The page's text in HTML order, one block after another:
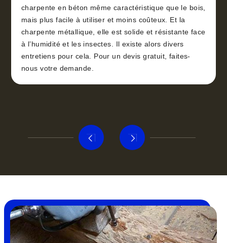
charpente en béton même caractéristique que le bois,
mais plus facile à utiliser et moins coûteux. Et la
charpente métallique, elle est solide et résistante face
à l’humidité et les insectes. Il existe alors divers
entretiens pour cela. Pour un devis gratuit, faites-
nous votre demande.